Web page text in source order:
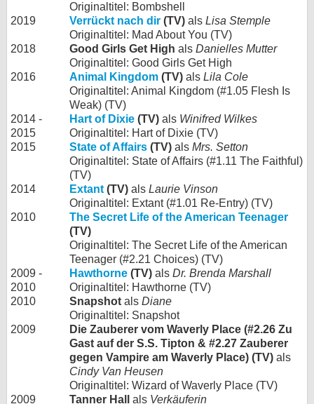
Originaltitel: Bombshell
2019
Verrückt nach dir (TV) als Lisa Stemple
Originaltitel: Mad About You (TV)
2018
Good Girls Get High als Danielles Mutter
Originaltitel: Good Girls Get High
2016
Animal Kingdom (TV) als Lila Cole
Originaltitel: Animal Kingdom (#1.05 Flesh Is
Weak) (TV)
2014 -
2015
Hart of Dixie (TV) als Winifred Wilkes
Originaltitel: Hart of Dixie (TV)
2015
State of Affairs (TV) als Mrs. Setton
Originaltitel: State of Affairs (#1.11 The Faithful)
(TV)
2014
Extant (TV) als Laurie Vinson
Originaltitel: Extant (#1.01 Re-Entry) (TV)
2010
The Secret Life of the American Teenager
(TV)
Originaltitel: The Secret Life of the American
Teenager (#2.21 Choices) (TV)
2009 -
2010
Hawthorne (TV) als Dr. Brenda Marshall
Originaltitel: Hawthorne (TV)
2010
Snapshot als Diane
Originaltitel: Snapshot
2009
Die Zauberer vom Waverly Place (#2.26 Zu
Gast auf der S.S. Tipton & #2.27 Zauberer
gegen Vampire am Waverly Place) (TV) als
Cindy Van Heusen
Originaltitel: Wizard of Waverly Place (TV)
2009
Tanner Hall als Verkäuferin